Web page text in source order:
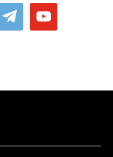
telegram youtube